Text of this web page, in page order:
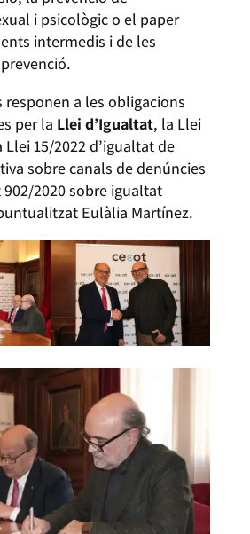
i psicològic o el paper
intermedis i de les
responen a les obligacions
per la Llei d’Igualtat, la Llei
Llei 15/2022 d’igualtat de
sobre canals de denúncies
902/2020 sobre igualtat
Eulàlia Martínez.